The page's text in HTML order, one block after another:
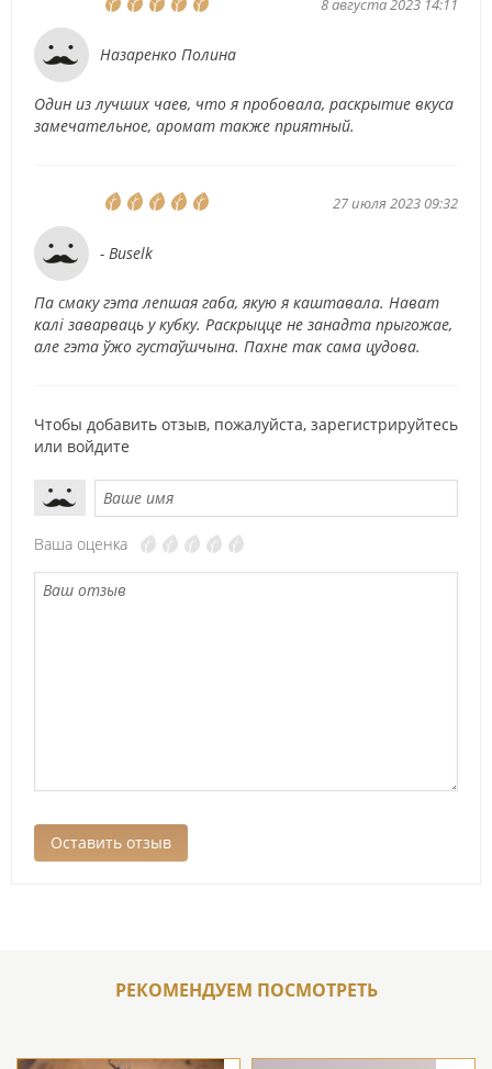
8 августа 2023 14:11
Назаренко Полина
Один из лучших чаев, что я пробовала, раскрытие вкуса
замечательное, аромат также приятный.
27 июля 2023 09:32
- Buselk
Па смаку гэта лепшая габа, якую я каштавала. Нават
калі заварваць у кубку. Раскрыцце не занадта прыгожае,
але гэта ўжо густаўшчына. Пахне так сама цудова.
Чтобы добавить отзыв, пожалуйста, зарегистрируйтесь
или войдите
Ваша оценка
РЕКОМЕНДУЕМ ПОСМОТРЕТЬ